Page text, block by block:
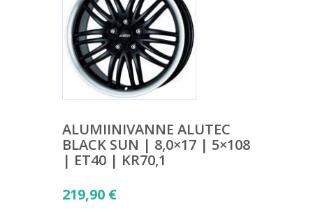
ALUMIINIVANNE ALUTEC
BLACK SUN | 8,0×17 | 5×108
| ET40 | KR70,1
219,90 €